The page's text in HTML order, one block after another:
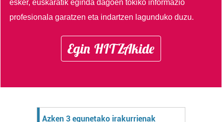
esker, euskaratik eginda dagoen tokiko informazio
profesionala garatzen eta indartzen lagunduko duzu.
Egin HITZAkide
Azken 3 egunetako irakurrienak